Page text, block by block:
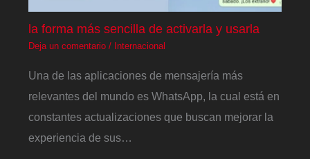
la forma más sencilla de activarla y usarla
Deja un comentario / Internacional
Una de las aplicaciones de mensajería más
relevantes del mundo es WhatsApp, la cual está en
constantes actualizaciones que buscan mejorar la
experiencia de sus…